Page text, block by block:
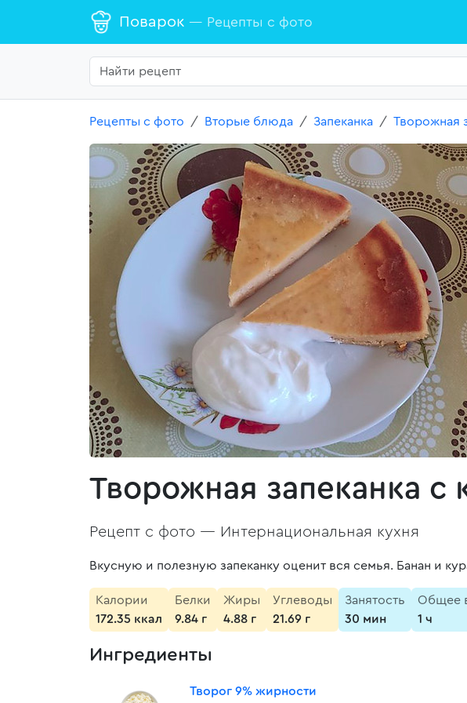
Поварок — Рецепты с фото
Рецепты с фото Вторые блюда Запеканка Творожная
Творожная запеканка с
Рецепт с фото — Интернациональная кухня
Вкусную и полезную запеканку оценит вся семья. Банан и
Калории
172.35 ккал
Белки
9.84 г
Жиры
4.88 г
Углеводы
21.69 г
Занятость
30 мин
Общее
1 ч
Ингредиенты
Творог 9% жирности